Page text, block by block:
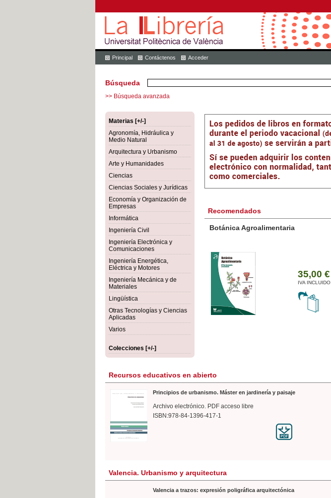
Principal Contáctenos Acceder
Búsqueda
>> Búsqueda avanzada
Materias [+/-]
Agronomía, Hidráulica y
Medio Natural
Arquitectura y Urbanismo
Arte y Humanidades
Ciencias
Ciencias Sociales y Jurídicas
Economía y Organización de
Empresas
Informática
Ingeniería Civil
Ingeniería Electrónica y
Comunicaciones
Ingeniería Energética,
Eléctrica y Motores
Ingeniería Mecánica y de
Materiales
Lingüística
Otras Tecnologías y Ciencias
Aplicadas
Varios
Colecciones [+/-]
Recomendados
Botánica Agroalimentaria
35,00 €
IVA INCLUIDO
Recursos educativos en abierto
Principios de urbanismo. Máster en jardinería y paisaje
Archivo electrónico. PDF acceso libre
ISBN:978-84-1396-417-1
Valencia. Urbanismo y arquitectura
Valencia a trazos: expresión poligráfica arquitectónica